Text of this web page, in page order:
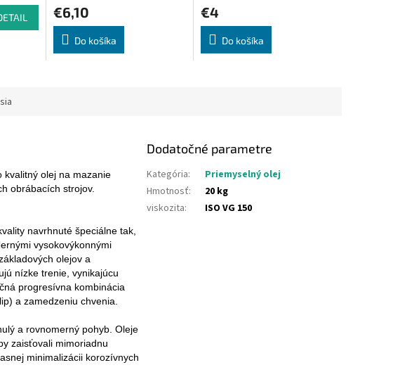
€6,10
Do košíka
€4
Do košíka
kvalitný olej na mazanie
obrábacích strojov.
navrhnuté špeciálne tak,
vysokovýkonnými
olejov a
nízke trenie, vynikajúcu
progresívna kombinácia
a zamedzeniu chvenia.
a rovnomerný pohyb. Oleje
zaisťovali mimoriadnu
minimalizácii korozívnych
Dodatočné parametre
Kategória:
Priemyselný olej
Hmotnosť:
20 kg
viskozita: ISO VG 150